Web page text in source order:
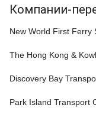
Компании-
New World First Ferry
The Hong Kong &
Discovery Bay
Park Island Transport